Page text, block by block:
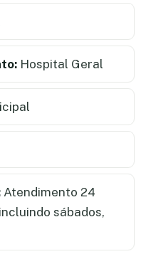
Hospital Geral
Atendimento 24
sábados,